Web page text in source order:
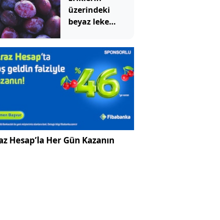
üzerindeki
beyaz leke
anlama
geliyormuş
Hesap’la Her Gün Kazanın